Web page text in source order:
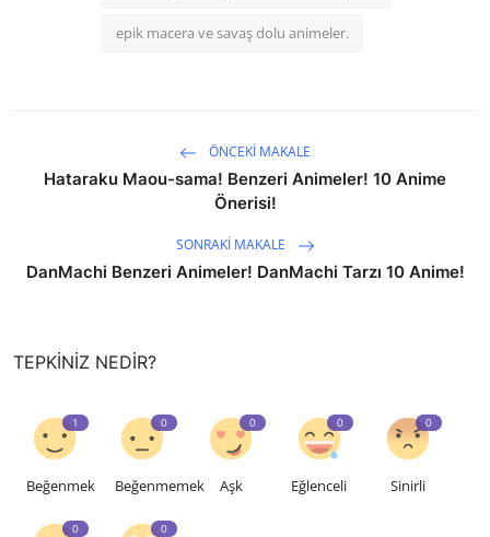
epik macera ve savaş dolu animeler.
ÖNCEKI MAKALE
Hataraku Maou-sama! Benzeri Animeler! 10 Anime
Önerisi!
SONRAKI MAKALE
DanMachi Benzeri Animeler! DanMachi Tarzı 10 Anime!
TEPKINIZ NEDIR?
1
Beğenmek
0
Beğenmemek
0
Aşk
0
Eğlenceli
0
Sinirli
0 0